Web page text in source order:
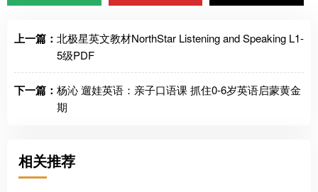
上一篇： 北极星英文教材NorthStar Listening and Speaking L1-
5级PDF
下一篇： 杨沁 遛娃英语：亲子口语课 抓住0-6岁英语启蒙黄金
期
相关推荐